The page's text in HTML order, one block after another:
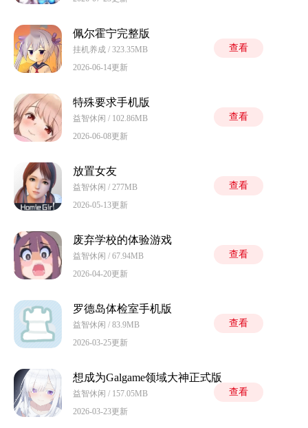
佩尔霍宁完整版
挂机养成 / 323.35MB
2026-06-14更新
查看
特殊要求手机版
益智休闲 / 102.86MB
2026-06-08更新
查看
放置女友
益智休闲 / 277MB
2026-05-13更新
查看
废弃学校的体验游戏
益智休闲 / 67.94MB
2026-04-20更新
查看
罗德岛体检室手机版
益智休闲 / 83.9MB
2026-03-25更新
查看
想成为Galgame领域大神正式版
益智休闲 / 157.05MB
2026-03-23更新
查看